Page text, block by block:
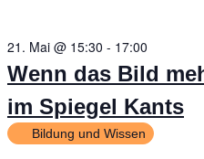
Wenn das Bild
im Spiegel Kants
21. Mai @ 15:30 - 17:00
Bildung und Wissen